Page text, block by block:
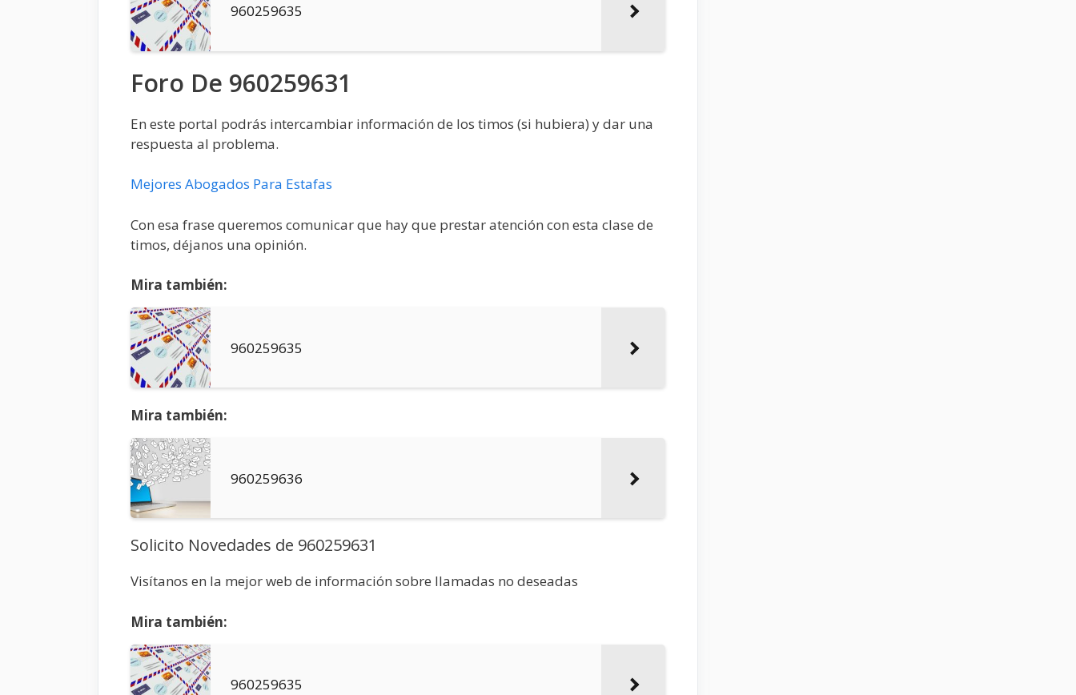
960259635
Foro De 960259631
En este portal podrás intercambiar información de los timos (si hubiera) y dar una
respuesta al problema.
Mejores Abogados Para Estafas
Con esa frase queremos comunicar que hay que prestar atención con esta clase de
timos, déjanos una opinión.
Mira también:
960259635
Mira también:
960259636
Solicito Novedades de 960259631
Visítanos en la mejor web de información sobre llamadas no deseadas
Mira también:
960259635